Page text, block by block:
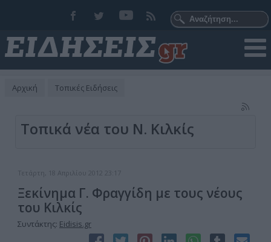
Αρχική Τοπικές Ειδήσεις
Τοπικά νέα του Ν. Κιλκίς
Τετάρτη, 18 Απριλίου 2012 23:17
Ξεκίνημα Γ. Φραγγίδη με τους νέους
του Κιλκίς
Συντάκτης: Eidisis.gr